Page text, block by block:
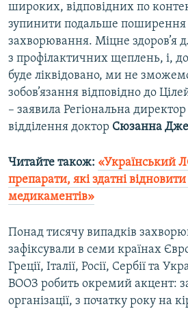
широких, відповідних по
зупинити подальше поширення
захворювання. Міцне здоров’я
з профілактичних щеплень, і,
буде ліквідовано, ми не
зобов’язання відповідно до
– заявила Регіональна
відділення доктор Сюзанна
Читайте також: «Український
препарати, які здатні
медикаментів»
Понад тисячу випадків
зафіксували в семи країнах
Греції, Італії, Росії, Сербії та
ВООЗ робить окремий акцент:
організації, з початку року на